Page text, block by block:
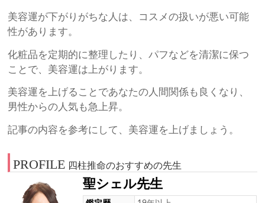
美容運が下がりがちな人は、コスメの扱いが悪い可能
性があります。
化粧品を定期的に整理したり、パフなどを清潔に保つ
ことで、美容運は上がります。
美容運を上げることであなたの人間関係も良くなり、
男性からの人気も急上昇。
記事の内容を参考にして、美容運を上げましょう。
PROFILE 四柱推命のおすすめの先生
聖シェル先生